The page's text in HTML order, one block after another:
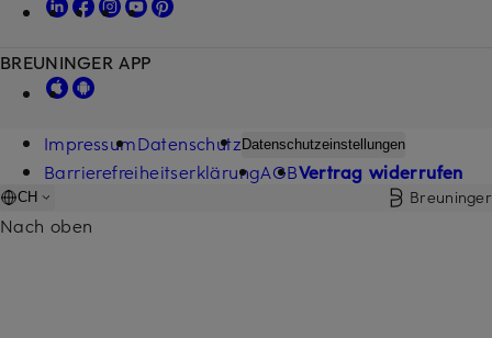
BREUNINGER APP
ImpressumDatenschutz Datenschutzeinstellungen
BarrierefreiheitserklärungAGBVertrag widerrufen
CH Breuninger
Nach oben